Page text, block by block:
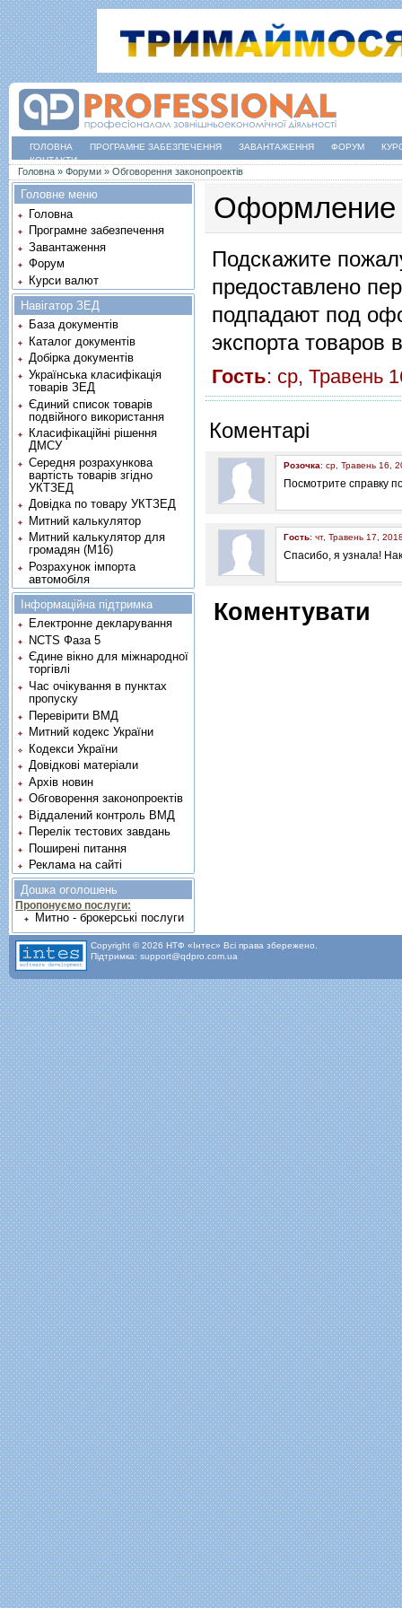
ГОЛОВНА ПРОГРАМНЕ ЗАБЕЗПЕЧЕННЯ ЗАВАНТАЖЕННЯ ФОРУМ
КОНТАКТИ
Ви є тут
Головна » Форуми » Обговорення законопроектів
Оформление
Подскажите
предоставлено
подпадают под
экспорта товаров
Гость: ср, Травень
Коментарі
Розочка: ср, Травень 16,
Посмотрите справку
Гость: чт, Травень 17,
Спасибо, я узнала!
Коментувати
Головне меню
Головна
Програмне забезпечення
Завантаження
Форум
Курси валют
Навігатор ЗЕД
База документів
Каталог документів
Добірка документів
Українська класифікація
товарів ЗЕД
Єдиний список товарів
подвійного використання
Класифікаційні рішення
ДМСУ
Середня розрахункова
вартість товарів згідно
УКТЗЕД
Довідка по товару УКТЗЕД
Митний калькулятор
Митний калькулятор для
громадян (М16)
Розрахунок імпорта
автомобіля
Інформаційна підтримка
Електронне декларування
NCTS Фаза 5
Єдине вікно для міжнародної
торгівлі
Час очікування в пунктах
пропуску
Перевірити ВМД
Митний кодекс України
Кодекси України
Довідкові матеріали
Архів новин
Обговорення законопроектів
Віддалений контроль ВМД
Перелік тестових завдань
Поширені питання
Реклама на сайті
Дошка оголошень
Пропонуємо послуги:
Митно - брокерські послуги
Copyright © 2026 НТФ «Інтес» Всі права збережено.
Підтримка: support@qdpro.com.ua